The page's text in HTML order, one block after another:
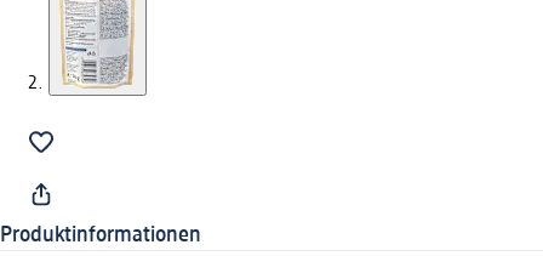
Produktinformationen